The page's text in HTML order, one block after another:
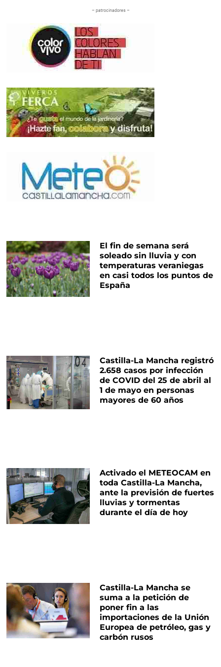
– patrocinadores –
El fin de semana será
soleado sin lluvia y con
temperaturas veraniegas
en casi todos los puntos de
España
Castilla-La Mancha registró
2.658 casos por infección
de COVID del 25 de abril al
1 de mayo en personas
mayores de 60 años
Activado el METEOCAM en
toda Castilla-La Mancha,
ante la previsión de fuertes
lluvias y tormentas
durante el día de hoy
Castilla-La Mancha se
suma a la petición de
poner fin a las
importaciones de la Unión
Europea de petróleo, gas y
carbón rusos